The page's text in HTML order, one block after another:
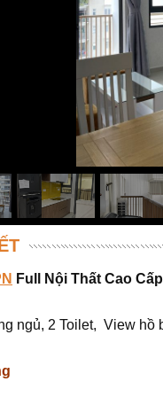
Full Nội Thất Cao Cấp
ngủ, 2 Toilet, View hồ